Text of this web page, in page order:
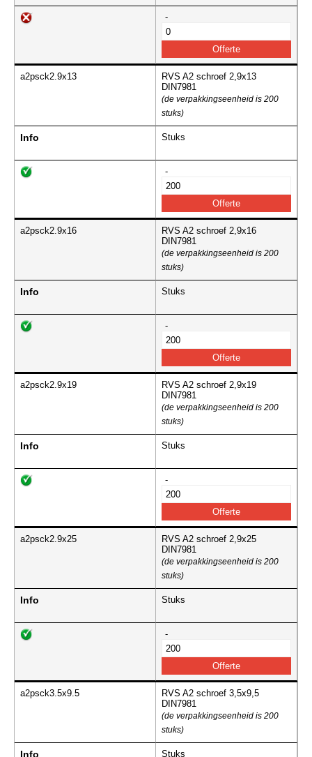
-
a2psck2.9x13
RVS A2 schroef 2,9x13
DIN7981
(de verpakkingseenheid is 200
stuks)
Info Stuks
-
a2psck2.9x16
RVS A2 schroef 2,9x16
DIN7981
(de verpakkingseenheid is 200
stuks)
Info Stuks
-
a2psck2.9x19
RVS A2 schroef 2,9x19
DIN7981
(de verpakkingseenheid is 200
stuks)
Info Stuks
-
a2psck2.9x25
RVS A2 schroef 2,9x25
DIN7981
(de verpakkingseenheid is 200
stuks)
Info Stuks
-
a2psck3.5x9.5
RVS A2 schroef 3,5x9,5
DIN7981
(de verpakkingseenheid is 200
stuks)
Info Stuks